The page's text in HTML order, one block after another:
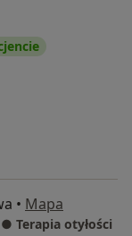
• Mapa
Terapia otyłości